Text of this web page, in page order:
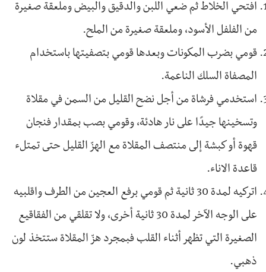
افتحي الخلاط ثم ضعي اللبن والدقيق والبيض وملعقة صغيرة
من الفلفل الأسود، وملعقة صغيرة من الملح.
قومي بضرب المكونات وبعدها قومي بتصفيتها باستخدام
المصفاة السلك الناعمة.
استخدمي فرشاة من أجل نضح القليل من السمن في مقلاة
وتسخينها جيدًا على نار هادئة، وقومي بصب بمقدار فنجان
قهوة أو كبشة إلى منتصف المقلاة مع الهزّ القليل حتى تمتلء
قاعدة الاناء.
اتركيه لمدة 30 ثانية ثم قومي برفع العجين من الطرف واقلبيه
على الوجه الآخر لمدة 30 ثانية أخرى، ولا تقلقي من الفقاقيع
الصغيرة التي تظهر أثناء القلب فبمجرد هزّ المقلاة ستتخذ لون
ذهبي.